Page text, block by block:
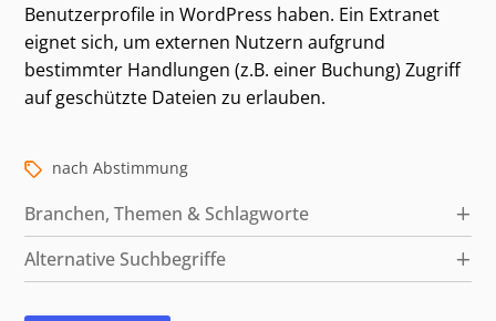
Benutzerprofile in WordPress haben. Ein Extranet
eignet sich, um externen Nutzern aufgrund
bestimmter Handlungen (z.B. einer Buchung) Zugriff
auf geschützte Dateien zu erlauben.
nach Abstimmung
Kategorien und alternative Suchbegriffe
Branchen, Themen & Schlagworte
Alternative Suchbegriffe